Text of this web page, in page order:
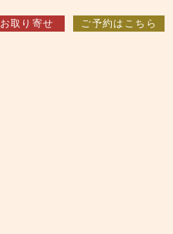
お取り寄せ ご予約はこちら